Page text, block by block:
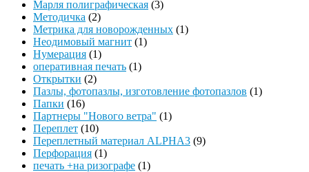
Марля полиграфическая (3)
Методичка (2)
Метрика для новорожденных (1)
Неодимовый магнит (1)
Нумерация (1)
оперативная печать (1)
Открытки (2)
Пазлы, фотопазлы, изготовление фотопазлов (1)
Папки (16)
Партнеры "Нового ветра" (1)
Переплет (10)
Переплетный материал ALPHA3 (9)
Перфорация (1)
печать +на ризографе (1)